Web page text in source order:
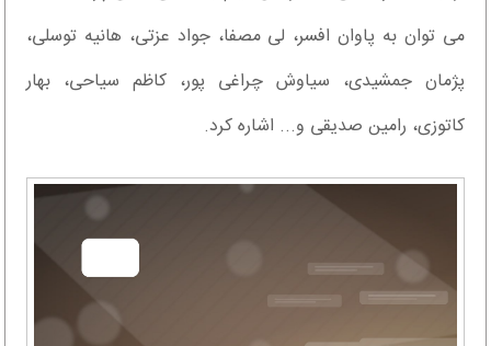
می توان به پاوان افسر، لی مصفا، جواد عزتی، هانیه توسلی،
پژمان جمشیدی، سیاوش چراغی پور، کاظم سیاحی، بهار
کاتوزی، رامین صدیقی و... اشاره کرد.